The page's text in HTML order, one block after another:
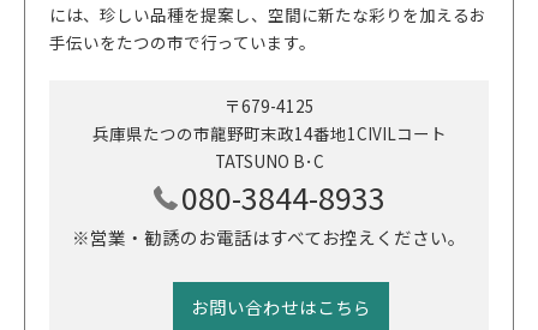
には、珍しい品種を提案し、空間に新たな彩りを加えるお
手伝いをたつの市で行っています。
〒679-4125
兵庫県たつの市龍野町末政14番地1CIVILコート
TATSUNO B･C
080-3844-8933
※営業・勧誘のお電話はすべてお控えください。
お問い合わせはこちら